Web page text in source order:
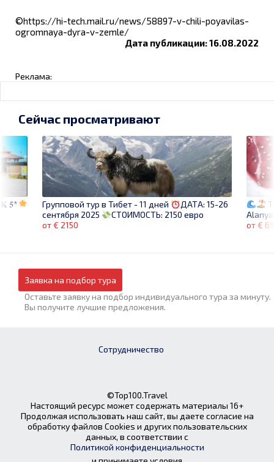
©https://hi-tech.mail.ru/news/58897-v-chili-poyavilas-
ogromnaya-dyra-v-zemle/
Дата публикации: 16.08.2022
Реклама:
𝟓*
от €
Сейчас просматривают
Групповой тур в Тибет - 11 дней
ДАТА: 15-26
сентября 2025
СТОИМОСТЬ: 2150 евро
от € 2150
Заявка на подбор тура
Оставьте заявку на подбор индивидуального тура за минуту.
Вы получите лучшие предложения.
Сотрудничество
©Top100.Travel
Настоящий ресурс может содержать материалы 16+
Продолжая использовать наш сайт, вы даете согласие на
обработку файлов Cookies и других пользовательских
данных, в соответствии с
Политикой конфиденциальности